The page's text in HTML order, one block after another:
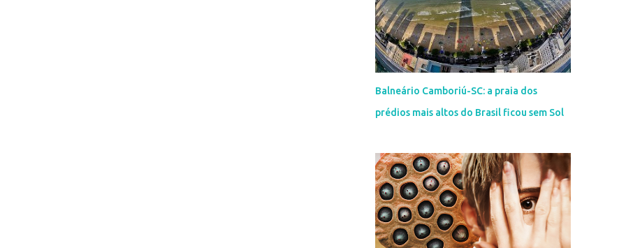
Balneário Camboriú-SC: a praia dos
prédios mais altos do Brasil ficou sem Sol